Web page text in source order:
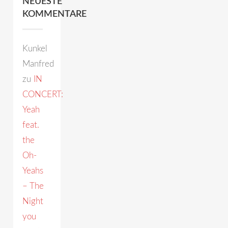
KOMMENTARE
Kunkel
Manfred
zu
IN
CONCERT:
Yeah
feat.
the
Oh-
Yeahs
– The
Night
you